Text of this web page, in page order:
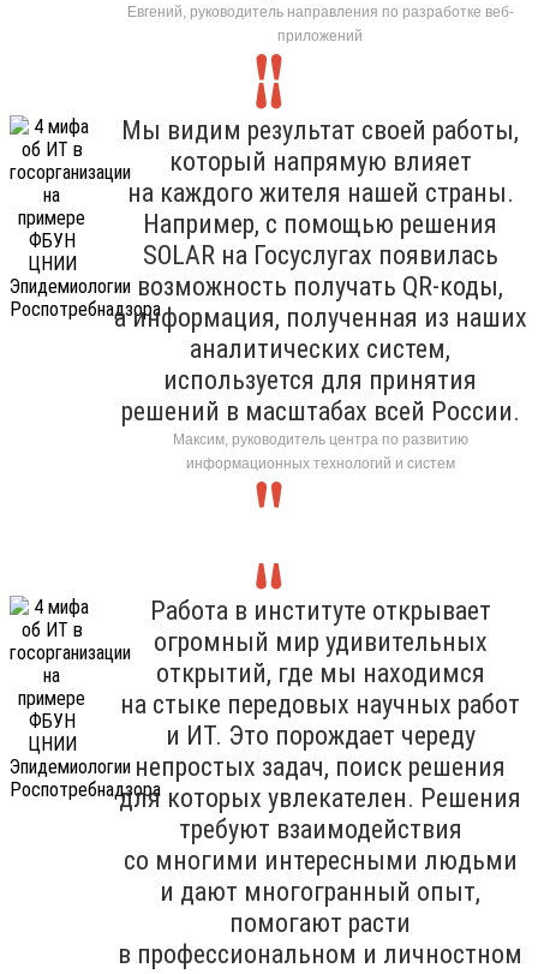
Евгений, руководитель направления по разработке веб-
приложений
Мы видим результат своей работы,
который напрямую влияет
на каждого жителя нашей страны.
Например, с помощью решения
SOLAR на Госуслугах появилась
возможность получать QR-коды,
а информация, полученная из наших
аналитических систем,
используется для принятия
решений в масштабах всей России.
Максим, руководитель центра по развитию
информационных технологий и систем
Работа в институте открывает
огромный мир удивительных
открытий, где мы находимся
на стыке передовых научных работ
и ИТ. Это порождает череду
непростых задач, поиск решения
для которых увлекателен. Решения
требуют взаимодействия
со многими интересными людьми
и дают многогранный опыт,
помогают расти
в профессиональном и личностном